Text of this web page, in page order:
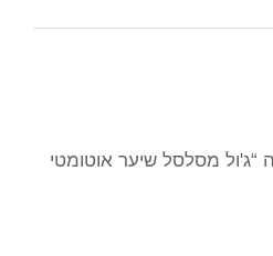
“ג'ול מסלסל שיער אוטומטי